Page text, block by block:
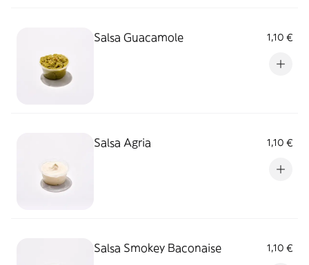
Salsa Guacamole 1,10 €
Salsa Agria 1,10 €
Salsa Smokey Baconaise 1,10 €